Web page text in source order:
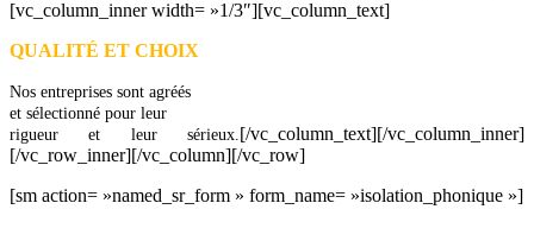
[vc_column_inner width= »1/3″][vc_column_text]
QUALITÉ ET CHOIX
Nos entreprises sont agréés
et sélectionné pour leur
rigueur et leur sérieux.[/vc_column_text][/vc_column_inner]
[/vc_row_inner][/vc_column][/vc_row]
[sm action= »named_sr_form » form_name= »isolation_phonique »]